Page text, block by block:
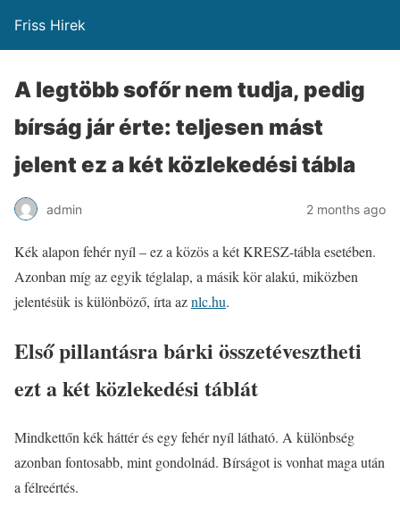
Friss Hirek
A legtöbb sofőr nem tudja, pedig
bírság jár érte: teljesen mást
jelent ez a két közlekedési tábla
admin 2 months ago
Kék alapon fehér nyíl – ez a közös a két KRESZ-tábla esetében.
Azonban míg az egyik téglalap, a másik kör alakú, miközben
jelentésük is különböző, írta aznlc.hu.
Első pillantásra bárki összetévesztheti
ezt a két közlekedési táblát
Mindkettőn kék háttér és egy fehér nyíl látható. A különbség
azonban fontosabb, mint gondolnád. Bírságot is vonhat maga után
a félreértés.